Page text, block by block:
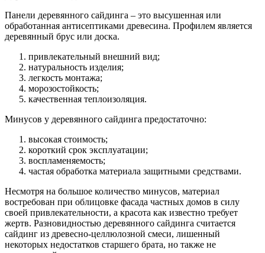
Панели деревянного сайдинга – это высушенная или
обработанная антисептиками древесина. Профилем является
деревянный брус или доска.
привлекательный внешний вид;
натуральность изделия;
легкость монтажа;
морозостойкость;
качественная теплоизоляция.
Минусов у деревянного сайдинга предостаточно:
высокая стоимость;
короткий срок эксплуатации;
воспламеняемость;
частая обработка материала защитными средствами.
Несмотря на большое количество минусов, материал
востребован при облицовке фасада частных домов в силу
своей привлекательности, а красота как известно требует
жертв. Разновидностью деревянного сайдинга считается
сайдинг из древесно-целлюлозной смеси, лишенный
некоторых недостатков старшего брата, но также не